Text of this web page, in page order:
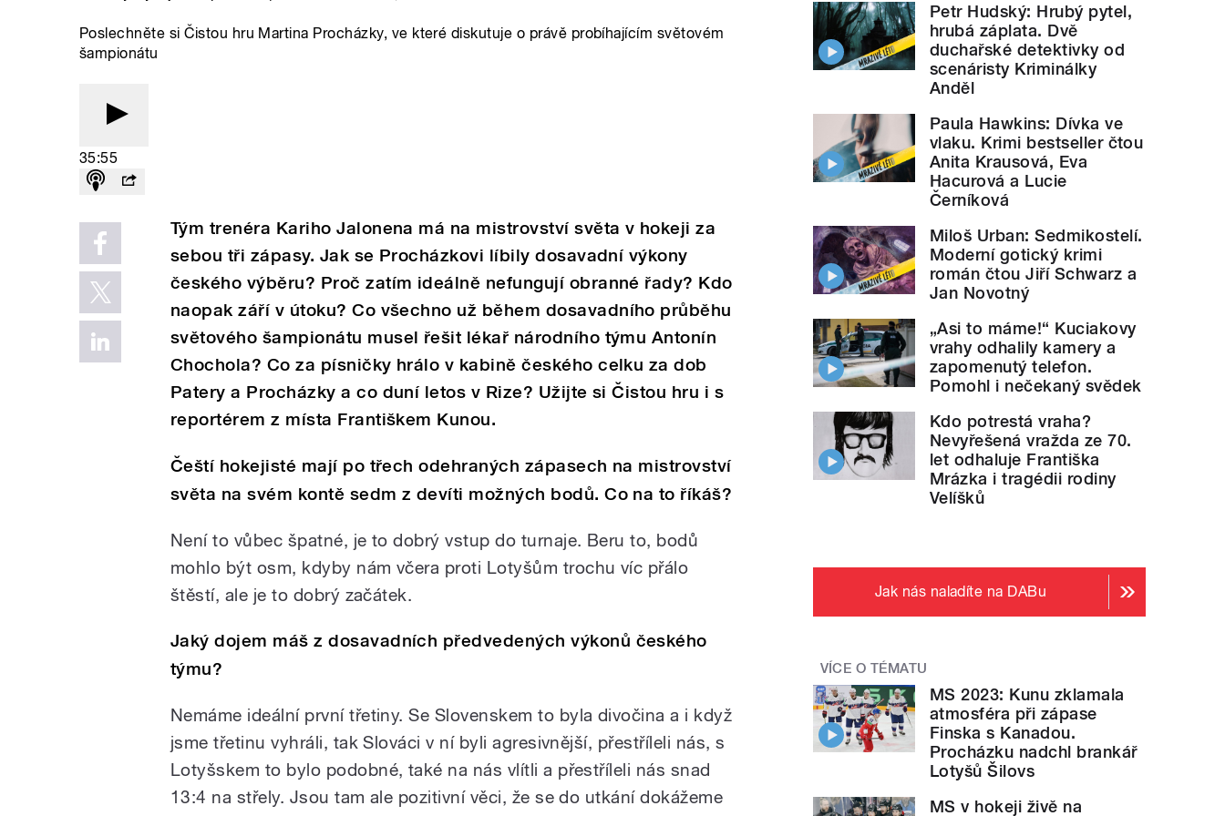
Poslechněte si Čistou hru Martina Procházky, ve které diskutuje o právě probíhajícím světovém
šampionátu
35:55
Tým trenéra Kariho Jalonena má na mistrovství světa v hokeji za
sebou tři zápasy. Jak se Procházkovi líbily dosavadní výkony
českého výběru? Proč zatím ideálně nefungují obranné řady? Kdo
naopak září v útoku? Co všechno už během dosavadního průběhu
světového šampionátu musel řešit lékař národního týmu Antonín
Chochola? Co za písničky hrálo v kabině českého celku za dob
Patery a Procházky a co duní letos v Rize? Užijte si Čistou hru i s
reportérem z místa Františkem Kunou.
Čeští hokejisté mají po třech odehraných zápasech na mistrovství
světa na svém kontě sedm z devíti možných bodů. Co na to říkáš?
Není to vůbec špatné, je to dobrý vstup do turnaje. Beru to, bodů
mohlo být osm, kdyby nám včera proti Lotyšům trochu víc přálo
štěstí, ale je to dobrý začátek.
Jaký dojem máš z dosavadních předvedených výkonů českého
týmu?
Nemáme ideální první třetiny. Se Slovenskem to byla divočina a i když
jsme třetinu vyhráli, tak Slováci v ní byli agresivnější, přestříleli nás, s
Lotyšskem to bylo podobné, také na nás vlítli a přestříleli nás snad
13:4 na střely. Jsou tam ale pozitivní věci, že se do utkání dokážeme
Petr Hudský: Hrubý pytel,
hrubá záplata. Dvě
duchařské detektivky od
scenáristy Kriminálky
Anděl
Paula Hawkins: Dívka ve
vlaku. Krimi bestseller čtou
Anita Krausová, Eva
Hacurová a Lucie
Černíková
Miloš Urban: Sedmikostelí.
Moderní gotický krimi
román čtou Jiří Schwarz a
Jan Novotný
„Asi to máme!“ Kuciakovy
vrahy odhalily kamery a
zapomenutý telefon.
Pomohl i nečekaný svědek
Kdo potrestá vraha?
Nevyřešená vražda ze 70.
let odhaluje Františka
Mrázka i tragédii rodiny
Velíšků
Jak nás naladíte na DABu
VÍCE O TÉMATU
MS 2023: Kunu zklamala
atmosféra při zápase
Finska s Kanadou.
Procházku nadchl brankář
Lotyšů Šilovs
MS v hokeji živě na